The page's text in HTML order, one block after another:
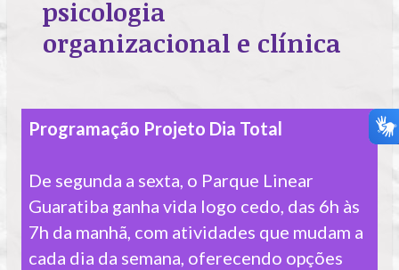
psicologia
organizacional e clínica
Programação Projeto Dia Total
De segunda a sexta, o Parque Linear
Guaratiba ganha vida logo cedo, das 6h às
7h da manhã, com atividades que mudam a
cada dia da semana, oferecendo opções